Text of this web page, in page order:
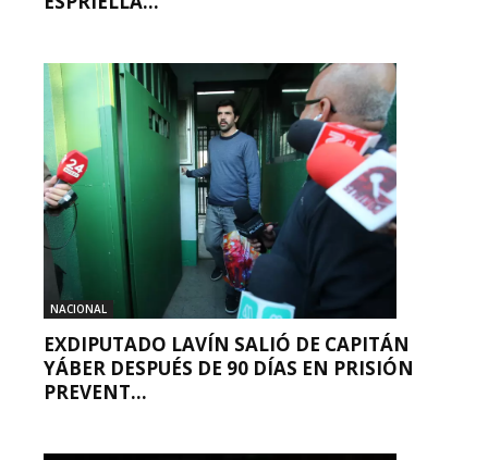
NACIONAL
EXDIPUTADO LAVÍN SALIÓ DE CAPITÁN
YÁBER DESPUÉS DE 90 DÍAS EN PRISIÓN
PREVENT...